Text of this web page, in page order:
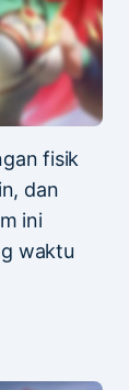
fisik
dan
ini
waktu